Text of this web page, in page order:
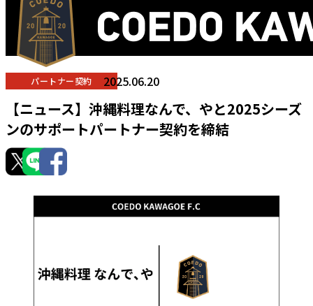
パートナー契約 2025.06.20
【ニュース】沖縄料理なんで、やと2025シーズ
ンのサポートパートナー契約を締結